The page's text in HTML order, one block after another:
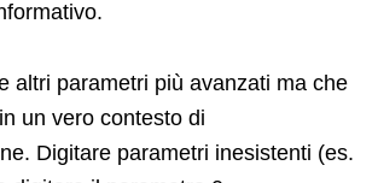
altri parametri più avanzati ma che
un vero contesto di
Digitare parametri inesistenti (es.